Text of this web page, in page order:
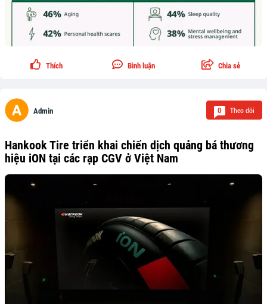
Thích Bình luận Chia sẻ
Admin 0 Theo dõi
Hankook Tire triển khai chiến dịch quảng bá thương
hiệu iON tại các rạp CGV ở Việt Nam